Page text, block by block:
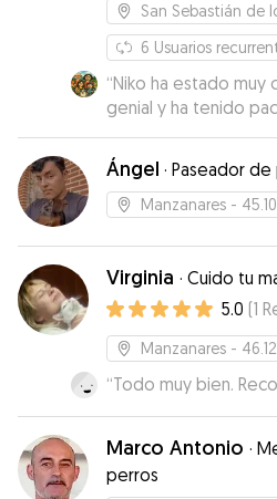
San Sebastián de
6 Usuarios
“Niko ha estado muy
genial y ha tenido
es. Nos ha
mandado fotos de
bien que estaba. No
ti Arantza, muchas
Ángel · Paseador de
Manzanares -
Virginia · Cuido tu
5.0 (1
Manzanares -
“Todo muy bien.
Marco Antonio ·
perros